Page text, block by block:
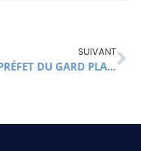
SUIVANT
LE PRÉFET DU GARD PLACE LES GARDONS AMONT ET LA CÈZE AMONT EN VIGILANCE